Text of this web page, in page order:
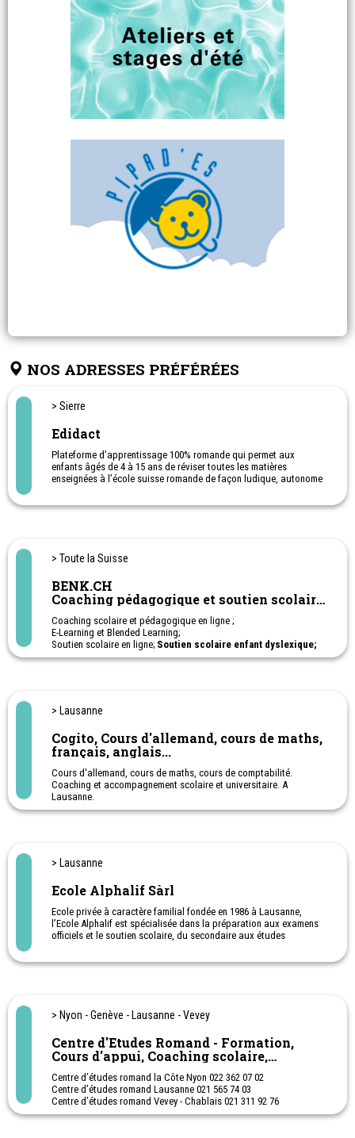
NOS ADRESSES PRÉFÉRÉES
> Sierre
Edidact
Plateforme d’apprentissage 100% romande qui permet aux
enfants âgés de 4 à 15 ans de réviser toutes les matières
enseignées à l’école suisse romande de façon ludique, autonome
> Toute la Suisse
BENK.CH
Coaching pédagogique et soutien scolaire
en ligne
Coaching scolaire et pédagogique en ligne ;
E-Learning et Blended Learning;
Soutien scolaire en ligne; Soutien scolaire enfant dyslexique;
Soutien scolaire enfant TDAH; Soutien scolaire enfant haut-
1ère à 11ème Harmos. Apprentissage - Post-obligatoire
Ateliers en ligne pour aider les parents à soutenir leurs enfants à
> Lausanne
Cogito, Cours d'allemand, cours de maths,
français, anglais...
Cours d'allemand, cours de maths, cours de comptabilité.
Coaching et accompagnement scolaire et universitaire. A
Lausanne.
Appuis et semaines intensives de révision pendant les vacances.
> Lausanne
Ecole Alphalif Sàrl
Ecole privée à caractère familial fondée en 1986 à Lausanne,
l’Ecole Alphalif est spécialisée dans la préparation aux examens
officiels et le soutien scolaire, du secondaire aux études
> Nyon - Genève - Lausanne - Vevey
Centre d'Etudes Romand - Formation,
Cours d'appui, Coaching scolaire,
Préparations aux examens
Centre d’études romand la Côte Nyon 022 362 07 02
Centre d’études romand Lausanne 021 565 74 03
Centre d’études romand Vevey - Chablais 021 311 92 76
Centre d’études Genève 022 738 18 02